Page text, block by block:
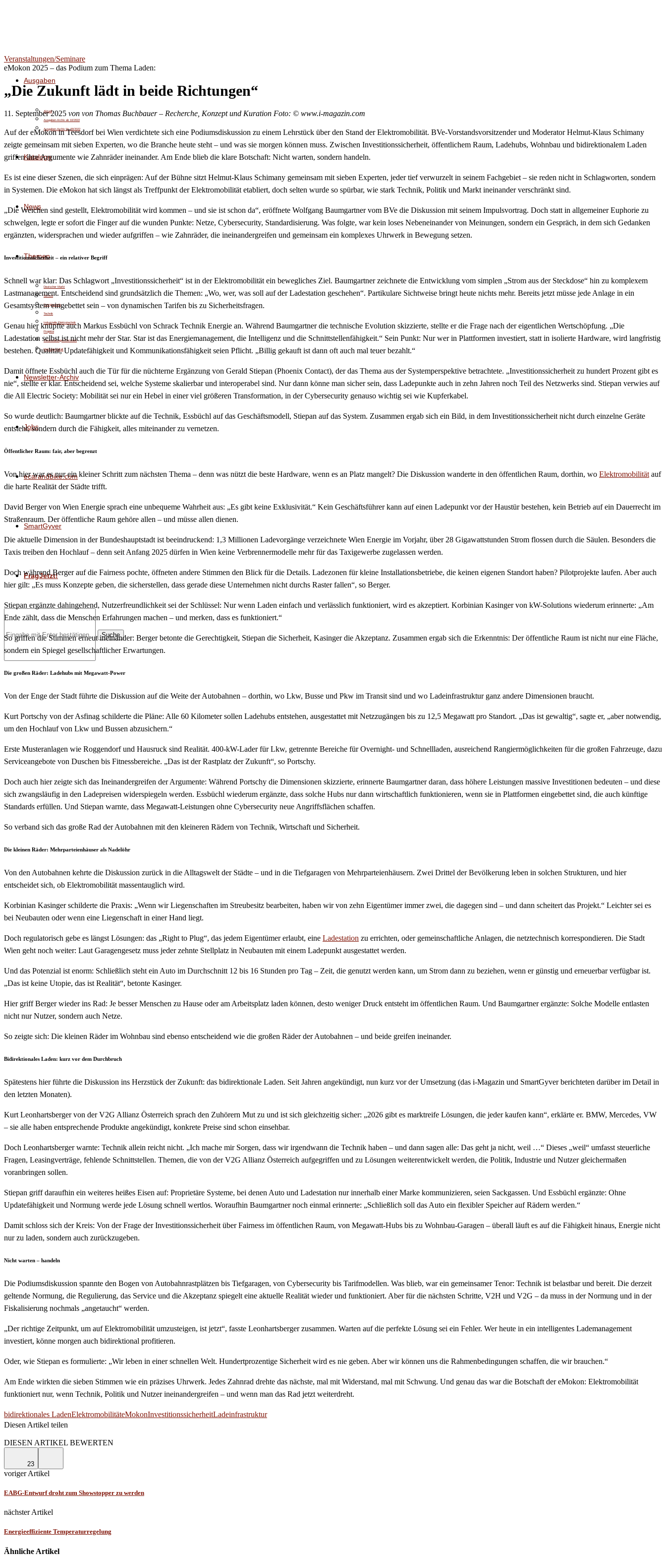
Ausgaben
Aktuell
Ausgaben-Archiv ab 10/2022
Ausgaben-Archiv bis 09/2022
Kataloge
News
Themen
Deutscher Markt
Service
Energiewende
Technik
Industrielle Elektrotechnik
Projekte
Veranstaltungen/Seminare
Meinungsvielfalt
Newsletter-Archiv
Jobs
ecarandbike.com
SmartGyver
FragJetzt!
Suche
Veranstaltungen/Seminare
eMokon 2025 – das Podium zum Thema Laden:
„Die Zukunft lädt in beide Richtungen“
11. September 2025 von von Thomas Buchbauer – Recherche, Konzept und Kuration Foto: © www.i-magazin.com
Auf der eMokon in Teesdorf bei Wien verdichtete sich eine Podiumsdiskussion zu einem Lehrstück über den Stand der Elektromobilität. BVe-Vorstandsvorsitzender und Moderator Helmut-Klaus Schimany
zeigte gemeinsam mit sieben Experten, wo die Branche heute steht – und was sie morgen können muss. Zwischen Investitionssicherheit, öffentlichem Raum, Ladehubs, Wohnbau und bidirektionalem Laden
griffen ihre Argumente wie Zahnräder ineinander. Am Ende blieb die klare Botschaft: Nicht warten, sondern handeln.
Es ist eine dieser Szenen, die sich einprägen: Auf der Bühne sitzt Helmut-Klaus Schimany gemeinsam mit sieben Experten, jeder tief verwurzelt in seinem Fachgebiet – sie reden nicht in Schlagworten, sondern
in Systemen. Die eMokon hat sich längst als Treffpunkt der Elektromobilität etabliert, doch selten wurde so spürbar, wie stark Technik, Politik und Markt ineinander verschränkt sind.
„Die Weichen sind gestellt, Elektromobilität wird kommen – und sie ist schon da“, eröffnete Wolfgang Baumgartner vom BVe die Diskussion mit seinem Impulsvortrag. Doch statt in allgemeiner Euphorie zu
schwelgen, legte er sofort die Finger auf die wunden Punkte: Netze, Cybersecurity, Standardisierung. Was folgte, war kein loses Nebeneinander von Meinungen, sondern ein Gespräch, in dem sich Gedanken
ergänzten, widersprachen und wieder aufgriffen – wie Zahnräder, die ineinandergreifen und gemeinsam ein komplexes Uhrwerk in Bewegung setzen.
Investitionssicherheit – ein relativer Begriff
Schnell war klar: Das Schlagwort „Investitionssicherheit“ ist in der Elektromobilität ein bewegliches Ziel. Baumgartner zeichnete die Entwicklung vom simplen „Strom aus der Steckdose“ hin zu komplexem
Lastmanagement. Entscheidend sind grundsätzlich die Themen: „Wo, wer, was soll auf der Ladestation geschehen“. Partikulare Sichtweise bringt heute nichts mehr. Bereits jetzt müsse jede Anlage in ein
Gesamtsystem eingebettet sein – von dynamischen Tarifen bis zu Sicherheitsfragen.
Genau hier knüpfte auch Markus Essbüchl von Schrack Technik Energie an. Während Baumgartner die technische Evolution skizzierte, stellte er die Frage nach der eigentlichen Wertschöpfung. „Die
Ladestation selbst ist nicht mehr der Star. Star ist das Energiemanagement, die Intelligenz und die Schnittstellenfähigkeit.“ Sein Punkt: Nur wer in Plattformen investiert, statt in isolierte Hardware, wird langfristig
bestehen. Qualität, Updatefähigkeit und Kommunikationsfähigkeit seien Pflicht. „Billig gekauft ist dann oft auch mal teuer bezahlt.“
Damit öffnete Essbüchl auch die Tür für die nüchterne Ergänzung von Gerald Stiepan (Phoenix Contact), der das Thema aus der Systemperspektive betrachtete. „Investitionssicherheit zu hundert Prozent gibt es
nie“, stellte er klar. Entscheidend sei, welche Systeme skalierbar und interoperabel sind. Nur dann könne man sicher sein, dass Ladepunkte auch in zehn Jahren noch Teil des Netzwerks sind. Stiepan verwies auf
die All Electric Society: Mobilität sei nur ein Hebel in einer viel größeren Transformation, in der Cybersecurity genauso wichtig sei wie Kupferkabel.
So wurde deutlich: Baumgartner blickte auf die Technik, Essbüchl auf das Geschäftsmodell, Stiepan auf das System. Zusammen ergab sich ein Bild, in dem Investitionssicherheit nicht durch einzelne Geräte
entsteht, sondern durch die Fähigkeit, alles miteinander zu vernetzen.
Öffentlicher Raum: fair, aber begrenzt
Von hier war es nur ein kleiner Schritt zum nächsten Thema – denn was nützt die beste Hardware, wenn es an Platz mangelt? Die Diskussion wanderte in den öffentlichen Raum, dorthin, wo Elektromobilität auf
die harte Realität der Städte trifft.
David Berger von Wien Energie sprach eine unbequeme Wahrheit aus: „Es gibt keine Exklusivität.“ Kein Geschäftsführer kann auf einen Ladepunkt vor der Haustür bestehen, kein Betrieb auf ein Dauerrecht im
Straßenraum. Der öffentliche Raum gehöre allen – und müsse allen dienen.
Die aktuelle Dimension in der Bundeshauptstadt ist beeindruckend: 1,3 Millionen Ladevorgänge verzeichnete Wien Energie im Vorjahr, über 28 Gigawattstunden Strom flossen durch die Säulen. Besonders die
Taxis treiben den Hochlauf – denn seit Anfang 2025 dürfen in Wien keine Verbrennermodelle mehr für das Taxigewerbe zugelassen werden.
Doch während Berger auf die Fairness pochte, öffneten andere Stimmen den Blick für die Details. Ladezonen für kleine Installationsbetriebe, die keinen eigenen Standort haben? Pilotprojekte laufen. Aber auch
hier gilt: „Es muss Konzepte geben, die sicherstellen, dass gerade diese Unternehmen nicht durchs Raster fallen“, so Berger.
Stiepan ergänzte dahingehend, Nutzerfreundlichkeit sei der Schlüssel: Nur wenn Laden einfach und verlässlich funktioniert, wird es akzeptiert. Korbinian Kasinger von kW-Solutions wiederum erinnerte: „Am
Ende zählt, dass die Menschen Erfahrungen machen – und merken, dass es funktioniert.“
So griffen die Stimmen erneut ineinander: Berger betonte die Gerechtigkeit, Stiepan die Sicherheit, Kasinger die Akzeptanz. Zusammen ergab sich die Erkenntnis: Der öffentliche Raum ist nicht nur eine Fläche,
sondern ein Spiegel gesellschaftlicher Erwartungen.
Die großen Räder: Ladehubs mit Megawatt-Power
Von der Enge der Stadt führte die Diskussion auf die Weite der Autobahnen – dorthin, wo Lkw, Busse und Pkw im Transit sind und wo Ladeinfrastruktur ganz andere Dimensionen braucht.
Kurt Portschy von der Asfinag schilderte die Pläne: Alle 60 Kilometer sollen Ladehubs entstehen, ausgestattet mit Netzzugängen bis zu 12,5 Megawatt pro Standort. „Das ist gewaltig“, sagte er, „aber notwendig,
um den Hochlauf von Lkw und Bussen abzusichern.“
Erste Musteranlagen wie Roggendorf und Hausruck sind Realität. 400-kW-Lader für Lkw, getrennte Bereiche für Overnight- und Schnellladen, ausreichend Rangiermöglichkeiten für die großen Fahrzeuge, dazu
Serviceangebote von Duschen bis Fitnessbereiche. „Das ist der Rastplatz der Zukunft“, so Portschy.
Doch auch hier zeigte sich das Ineinandergreifen der Argumente: Während Portschy die Dimensionen skizzierte, erinnerte Baumgartner daran, dass höhere Leistungen massive Investitionen bedeuten – und diese
sich zwangsläufig in den Ladepreisen widerspiegeln werden. Essbüchl wiederum ergänzte, dass solche Hubs nur dann wirtschaftlich funktionieren, wenn sie in Plattformen eingebettet sind, die auch künftige
Standards erfüllen. Und Stiepan warnte, dass Megawatt-Leistungen ohne Cybersecurity neue Angriffsflächen schaffen.
So verband sich das große Rad der Autobahnen mit den kleineren Rädern von Technik, Wirtschaft und Sicherheit.
Die kleinen Räder: Mehrparteienhäuser als Nadelöhr
Von den Autobahnen kehrte die Diskussion zurück in die Alltagswelt der Städte – und in die Tiefgaragen von Mehrparteienhäusern. Zwei Drittel der Bevölkerung leben in solchen Strukturen, und hier
entscheidet sich, ob Elektromobilität massentauglich wird.
Korbinian Kasinger schilderte die Praxis: „Wenn wir Liegenschaften im Streubesitz bearbeiten, haben wir von zehn Eigentümer immer zwei, die dagegen sind – und dann scheitert das Projekt.“ Leichter sei es
bei Neubauten oder wenn eine Liegenschaft in einer Hand liegt.
Doch regulatorisch gebe es längst Lösungen: das „Right to Plug“, das jedem Eigentümer erlaubt, eine Ladestation zu errichten, oder gemeinschaftliche Anlagen, die netztechnisch korrespondieren. Die Stadt
Wien geht noch weiter: Laut Garagengesetz muss jeder zehnte Stellplatz in Neubauten mit einem Ladepunkt ausgestattet werden.
Und das Potenzial ist enorm: Schließlich steht ein Auto im Durchschnitt 12 bis 16 Stunden pro Tag – Zeit, die genutzt werden kann, um Strom dann zu beziehen, wenn er günstig und erneuerbar verfügbar ist.
„Das ist keine Utopie, das ist Realität“, betonte Kasinger.
Hier griff Berger wieder ins Rad: Je besser Menschen zu Hause oder am Arbeitsplatz laden können, desto weniger Druck entsteht im öffentlichen Raum. Und Baumgartner ergänzte: Solche Modelle entlasten
nicht nur Nutzer, sondern auch Netze.
So zeigte sich: Die kleinen Räder im Wohnbau sind ebenso entscheidend wie die großen Räder der Autobahnen – und beide greifen ineinander.
Bidirektionales Laden: kurz vor dem Durchbruch
Spätestens hier führte die Diskussion ins Herzstück der Zukunft: das bidirektionale Laden. Seit Jahren angekündigt, nun kurz vor der Umsetzung (das i-Magazin und SmartGyver berichteten darüber im Detail in
den letzten Monaten).
Kurt Leonhartsberger von der V2G Allianz Österreich sprach den Zuhörern Mut zu und ist sich gleichzeitig sicher: „2026 gibt es marktreife Lösungen, die jeder kaufen kann“, erklärte er. BMW, Mercedes, VW
– sie alle haben entsprechende Produkte angekündigt, konkrete Preise sind schon einsehbar.
Doch Leonhartsberger warnte: Technik allein reicht nicht. „Ich mache mir Sorgen, dass wir irgendwann die Technik haben – und dann sagen alle: Das geht ja nicht, weil …“ Dieses „weil“ umfasst steuerliche
Fragen, Leasingverträge, fehlende Schnittstellen. Themen, die von der V2G Allianz Österreich aufgegriffen und zu Lösungen weiterentwickelt werden, die Politik, Industrie und Nutzer gleichermaßen
voranbringen sollen.
Stiepan griff daraufhin ein weiteres heißes Eisen auf: Proprietäre Systeme, bei denen Auto und Ladestation nur innerhalb einer Marke kommunizieren, seien Sackgassen. Und Essbüchl ergänzte: Ohne
Updatefähigkeit und Normung werde jede Lösung schnell wertlos. Woraufhin Baumgartner noch einmal erinnerte: „Schließlich soll das Auto ein flexibler Speicher auf Rädern werden.“
Damit schloss sich der Kreis: Von der Frage der Investitionssicherheit über Fairness im öffentlichen Raum, von Megawatt-Hubs bis zu Wohnbau-Garagen – überall läuft es auf die Fähigkeit hinaus, Energie nicht
nur zu laden, sondern auch zurückzugeben.
Nicht warten – handeln
Die Podiumsdiskussion spannte den Bogen von Autobahnrastplätzen bis Tiefgaragen, von Cybersecurity bis Tarifmodellen. Was blieb, war ein gemeinsamer Tenor: Technik ist belastbar und bereit. Die derzeit
geltende Normung, die Regulierung, das Service und die Akzeptanz spiegelt eine aktuelle Realität wieder und funktioniert. Aber für die nächsten Schritte, V2H und V2G – da muss in der Normung und in der
Fiskalisierung nochmals „angetaucht“ werden.
„Der richtige Zeitpunkt, um auf Elektromobilität umzusteigen, ist jetzt“, fasste Leonhartsberger zusammen. Warten auf die perfekte Lösung sei ein Fehler. Wer heute in ein intelligentes Lademanagement
investiert, könne morgen auch bidirektional profitieren.
Oder, wie Stiepan es formulierte: „Wir leben in einer schnellen Welt. Hundertprozentige Sicherheit wird es nie geben. Aber wir können uns die Rahmenbedingungen schaffen, die wir brauchen.“
Am Ende wirkten die sieben Stimmen wie ein präzises Uhrwerk. Jedes Zahnrad drehte das nächste, mal mit Widerstand, mal mit Schwung. Und genau das war die Botschaft der eMokon: Elektromobilität
funktioniert nur, wenn Technik, Politik und Nutzer ineinandergreifen – und wenn man das Rad jetzt weiterdreht.
bidirektionales LadenElektromobilitäteMokonInvestitionssicherheitLadeinfrastruktur
Diesen Artikel teilen
DIESEN ARTIKEL BEWERTEN
23
voriger Artikel
EABG-Entwurf droht zum Showstopper zu werden
nächster Artikel
Energieeffiziente Temperaturregelung
Ähnliche Artikel